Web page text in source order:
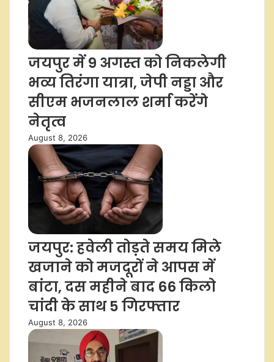
जयपुर में 9 अगस्त को निकलेगी
भव्य तिरंगा यात्रा, जेपी नड्डा और
सीएम भजनलाल शर्मा करेंगे
नेतृत्व
August 8, 2026
जयपुर: हवेली तोड़ते समय मिले
खजाने को मजदूरों ने आपस में
बांटा, दस महीने बाद 66 किलो
चांदी के साथ 5 गिरफ्तार
August 8, 2026